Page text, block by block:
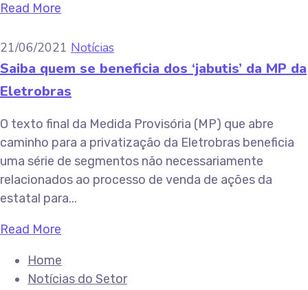
Read More
21/06/2021 Notícias
Saiba quem se beneficia dos ‘jabutis’ da MP da
Eletrobras
O texto final da Medida Provisória (MP) que abre
caminho para a privatização da Eletrobras beneficia
uma série de segmentos não necessariamente
relacionados ao processo de venda de ações da
estatal para...
Read More
Home
Notícias do Setor